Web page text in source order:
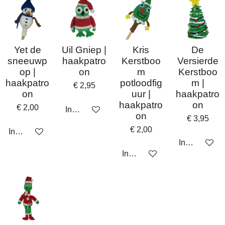
Yet de
sneeuwp
op |
haakpatro
on
€ 2,00
In winkelwagen
Uil Gniep |
haakpatro
on
€ 2,95
In winkelwagen
Kris
Kerstboo
m
potloodfig
uur |
haakpatro
on
€ 2,00
In winkelwagen
De
Versierde
Kerstboo
m |
haakpatro
on
€ 3,95
In